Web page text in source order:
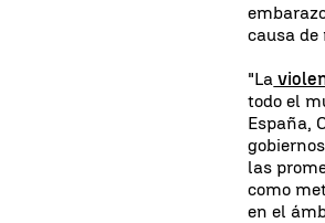
causa de
"La
todo el
España,
las
como
en el